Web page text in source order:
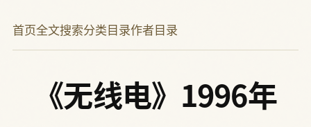
首页全文搜索分类目录作者目录
《无线电》1996年